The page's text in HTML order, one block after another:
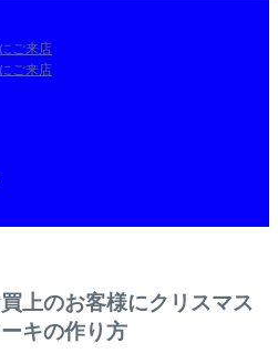
ご来店
ご来店
上のお客様にクリスマス
キの作り方